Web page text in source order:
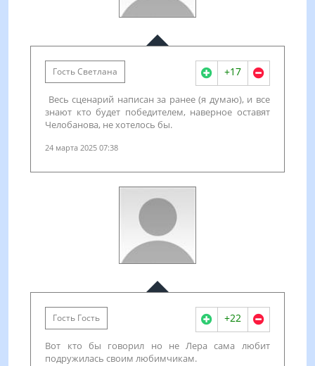
Гость Светлана +17
Весь сценарий написан за ранее (я думаю), и все
знают кто будет победителем, наверное оставят
Челобанова, не хотелось бы.
24 марта 2025 07:38
Гость Гость +22
Вот кто бы говорил но не Лера сама любит
подружилась своим любимчикам.